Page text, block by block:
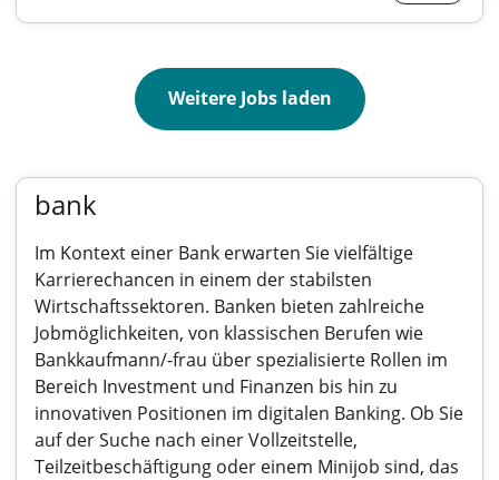
Weitere Jobs laden
bank
Im Kontext einer Bank erwarten Sie vielfältige
Karrierechancen in einem der stabilsten
Wirtschaftssektoren. Banken bieten zahlreiche
Jobmöglichkeiten, von klassischen Berufen wie
Bankkaufmann/-frau über spezialisierte Rollen im
Bereich Investment und Finanzen bis hin zu
innovativen Positionen im digitalen Banking. Ob Sie
auf der Suche nach einer Vollzeitstelle,
Teilzeitbeschäftigung oder einem Minijob sind, das